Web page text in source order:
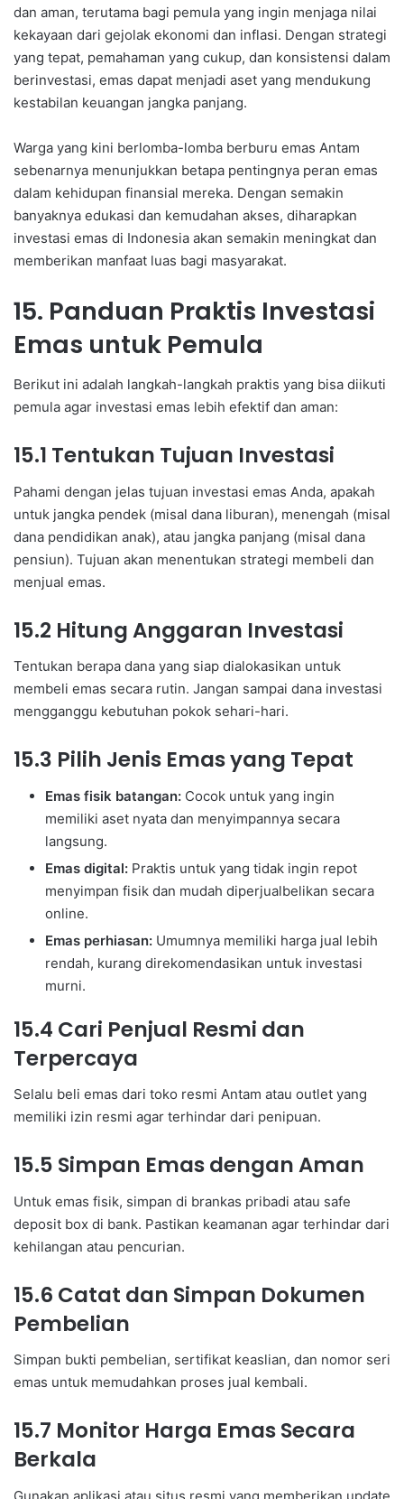
dan aman, terutama bagi pemula yang ingin menjaga nilai
kekayaan dari gejolak ekonomi dan inflasi. Dengan strategi
yang tepat, pemahaman yang cukup, dan konsistensi dalam
berinvestasi, emas dapat menjadi aset yang mendukung
kestabilan keuangan jangka panjang.
Warga yang kini berlomba-lomba berburu emas Antam
sebenarnya menunjukkan betapa pentingnya peran emas
dalam kehidupan finansial mereka. Dengan semakin
banyaknya edukasi dan kemudahan akses, diharapkan
investasi emas di Indonesia akan semakin meningkat dan
memberikan manfaat luas bagi masyarakat.
15. Panduan Praktis Investasi
Emas untuk Pemula
Berikut ini adalah langkah-langkah praktis yang bisa diikuti
pemula agar investasi emas lebih efektif dan aman:
15.1 Tentukan Tujuan Investasi
Pahami dengan jelas tujuan investasi emas Anda, apakah
untuk jangka pendek (misal dana liburan), menengah (misal
dana pendidikan anak), atau jangka panjang (misal dana
pensiun). Tujuan akan menentukan strategi membeli dan
menjual emas.
15.2 Hitung Anggaran Investasi
Tentukan berapa dana yang siap dialokasikan untuk
membeli emas secara rutin. Jangan sampai dana investasi
mengganggu kebutuhan pokok sehari-hari.
15.3 Pilih Jenis Emas yang Tepat
Emas fisik batangan: Cocok untuk yang ingin
memiliki aset nyata dan menyimpannya secara
langsung.
Emas digital: Praktis untuk yang tidak ingin repot
menyimpan fisik dan mudah diperjualbelikan secara
online.
Emas perhiasan: Umumnya memiliki harga jual lebih
rendah, kurang direkomendasikan untuk investasi
murni.
15.4 Cari Penjual Resmi dan
Terpercaya
Selalu beli emas dari toko resmi Antam atau outlet yang
memiliki izin resmi agar terhindar dari penipuan.
15.5 Simpan Emas dengan Aman
Untuk emas fisik, simpan di brankas pribadi atau safe
deposit box di bank. Pastikan keamanan agar terhindar dari
kehilangan atau pencurian.
15.6 Catat dan Simpan Dokumen
Pembelian
Simpan bukti pembelian, sertifikat keaslian, dan nomor seri
emas untuk memudahkan proses jual kembali.
15.7 Monitor Harga Emas Secara
Berkala